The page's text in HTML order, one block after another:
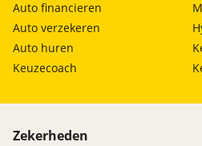
Auto financieren
Auto verzekeren
Auto huren
Keuzecoach
Zekerheden